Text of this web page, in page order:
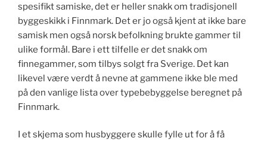
spesifikt samiske, det er heller snakk om tradisjonell
byggeskikk i Finnmark. Det er jo også kjent at ikke bare
samisk men også norsk befolkning brukte gammer til
ulike formål. Bare i ett tilfelle er det snakk om
finnegammer, som tilbys solgt fra Sverige. Det kan
likevel være verdt å nevne at gammene ikke ble med
på den vanlige lista over typebebyggelse beregnet på
Finnmark.
I et skjema som husbyggere skulle fylle ut for å få